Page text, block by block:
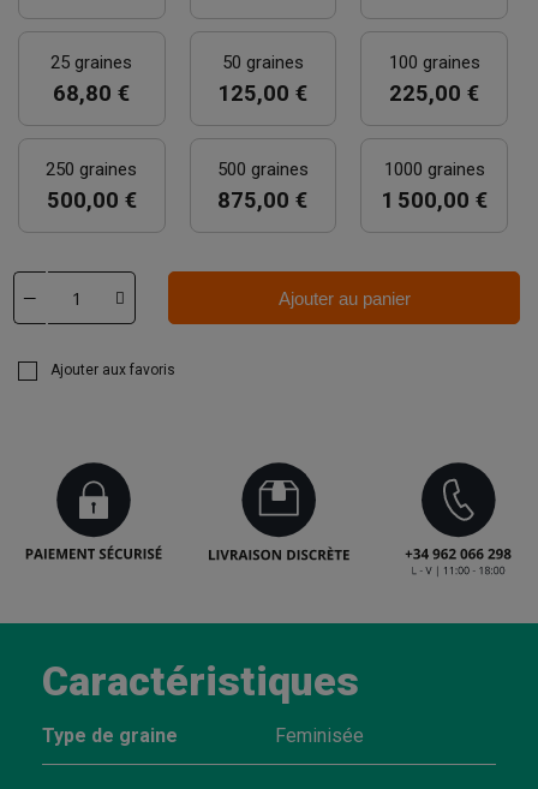
25 graines
68,80 €
50 graines
125,00 €
100 graines
225,00 €
250 graines
500,00 €
500 graines
875,00 €
1000 graines
1 500,00 €
Ajouter au panier
Ajouter aux favoris
Caractéristiques
Type de graine Feminisée